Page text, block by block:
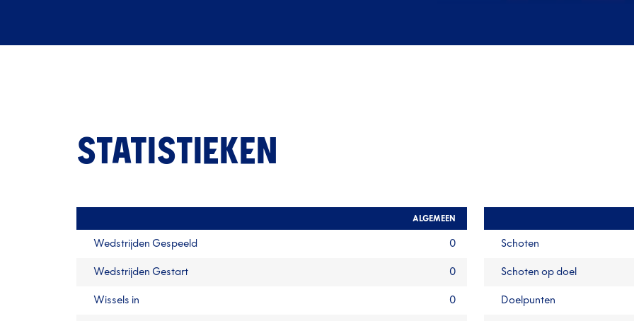
STATISTIEKEN
ALGEMEEN
Wedstrijden Gespeeld 0
Wedstrijden Gestart 0
Wissels in 0
Schoten
Schoten op doel
Doelpunten